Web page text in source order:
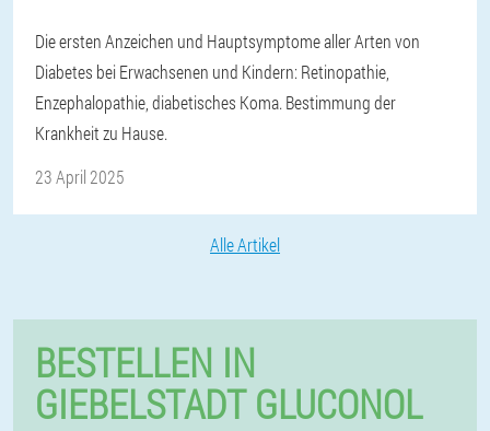
Die ersten Anzeichen und Hauptsymptome aller Arten von
Diabetes bei Erwachsenen und Kindern: Retinopathie,
Enzephalopathie, diabetisches Koma. Bestimmung der
Krankheit zu Hause.
23 April 2025
Alle Artikel
BESTELLEN IN
GIEBELSTADT GLUCONOL